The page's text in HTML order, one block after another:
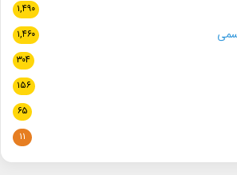
۱,۴۹۰
۱,۴۶۰
۳۰۴
۱۵۶
۶۵
۱۱